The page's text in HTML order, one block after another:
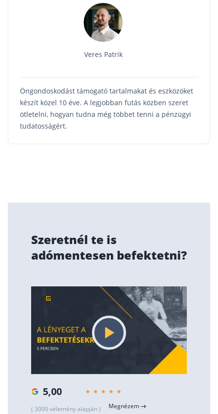
hanem betéteket köthetsz le. Jelentősége az
értékpapírszámlákhoz képest elenyésző.
Veres Patrik
Öngondoskodást támogató tartalmakat és eszközöket
készít közel 10 éve. A legjobban futás közben szeret
ötletelni, hogyan tudna még többet tenni a pénzügyi
tudatosságért.
Szeretnél te is
adómentesen befektetni?
5,00
( 3000 vélemény alapján ) Megnézem